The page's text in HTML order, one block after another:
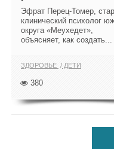
Эфрат Перец-Томер,
клинический психолог
округа «Меухедет»,
объясняет, как создать...
ЗДОРОВЬЕ ДЕТИ
380